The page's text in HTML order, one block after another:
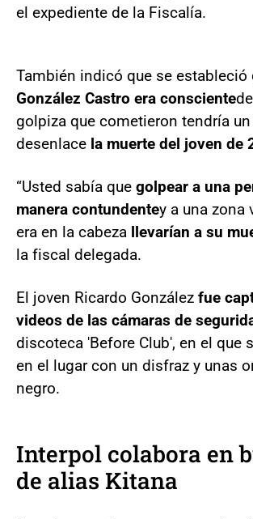
el expediente de la Fiscalía.
También indicó que se estableció
González Castro era consciente
golpiza que cometieron tendría
desenlace la muerte del joven de
“Usted sabía que golpear a una
manera contundentey a una zona
era en la cabeza llevarían a su
la fiscal delegada.
El joven Ricardo González fue
videos de las cámaras de
discoteca 'Before Club', en el que
en el lugar con un disfraz y unas
negro.
Interpol colabora en
de alias Kitana